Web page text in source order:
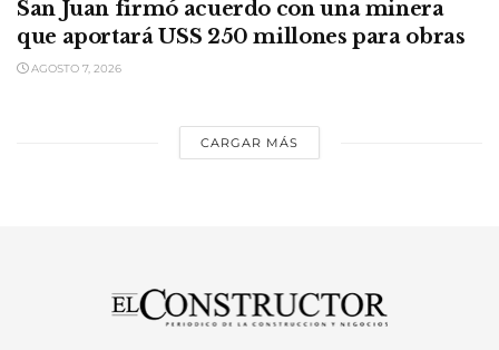
San Juan firmó acuerdo con una minera
que aportará USS 250 millones para obras
AGOSTO 7, 2026
CARGAR MÁS